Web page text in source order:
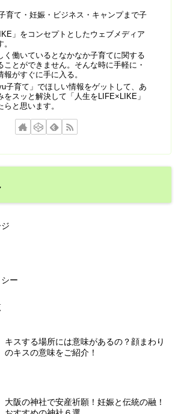
育て・妊娠・ビジネス・キャンプまで子
」をコンセプトとしたウェブメディア
く働いているとなかなか子育てに関する
ことができません。そんな時に手軽に・
がすぐに手に入る。
子育て」でほしい情報をゲットして、あ
をスッと解決して「人生をLIFE×LIKE」
と思います。
ー
キスする場所には意味があるの？顔まわり
のキスの意味をご紹介！
大阪の神社で安産祈願！妊娠と伝統の融！